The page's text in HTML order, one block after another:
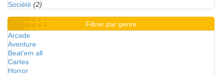
Société (2)
Filtrer par genre
Arcade
Aventure
Beat'em all
Cartes
Horror